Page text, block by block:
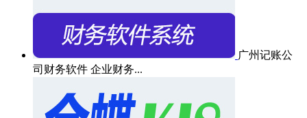
广州记账公
司财务软件 企业财务...